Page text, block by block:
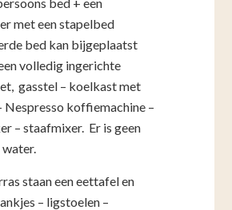
met een stapelbed
bed kan bijgeplaatst
volledig ingerichte
gasstel – koelkast met
Nespresso koffiemachine –
– staafmixer. Er is geen
staan een eettafel en
– ligstoelen –